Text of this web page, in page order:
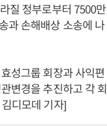
질 정부로부터 7500만
과 손해배상 소송에 나
성그룹 회장과 사익편
변경을 추진하고 각 회
디모데 기자]